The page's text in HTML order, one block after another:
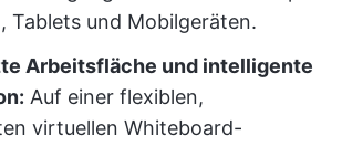
Tablets und Mobilgeräten.
Arbeitsfläche und intelligente
Auf einer flexiblen,
virtuellen Whiteboard-